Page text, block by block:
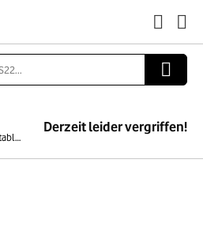
128GB | Rot | Mono sim | Akzeptabler Zustand
Derzeit leider vergriffen!